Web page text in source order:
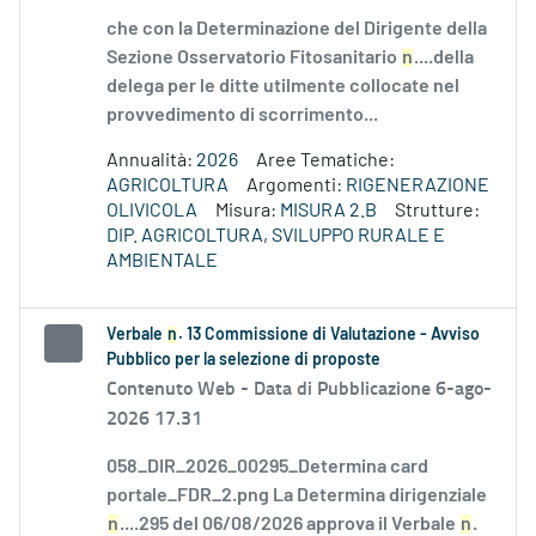
che con la Determinazione del Dirigente della
Sezione Osservatorio Fitosanitario n....della
delega per le ditte utilmente collocate nel
provvedimento di scorrimento...
Annualità: 2026
Aree Tematiche:
AGRICOLTURA
Argomenti: RIGENERAZIONE
OLIVICOLA
Misura: MISURA 2.B
Strutture:
DIP. AGRICOLTURA, SVILUPPO RURALE E
AMBIENTALE
Verbale n . 13 Commissione di Valutazione - Avviso
Pubblico per la selezione di proposte
Contenuto Web - Data di Pubblicazione 6-ago-
2026 17.31
058_DIR_2026_00295_Determina card
portale_FDR_2.png La Determina dirigenziale
n....295 del 06/08/2026 approva il Verbale n.